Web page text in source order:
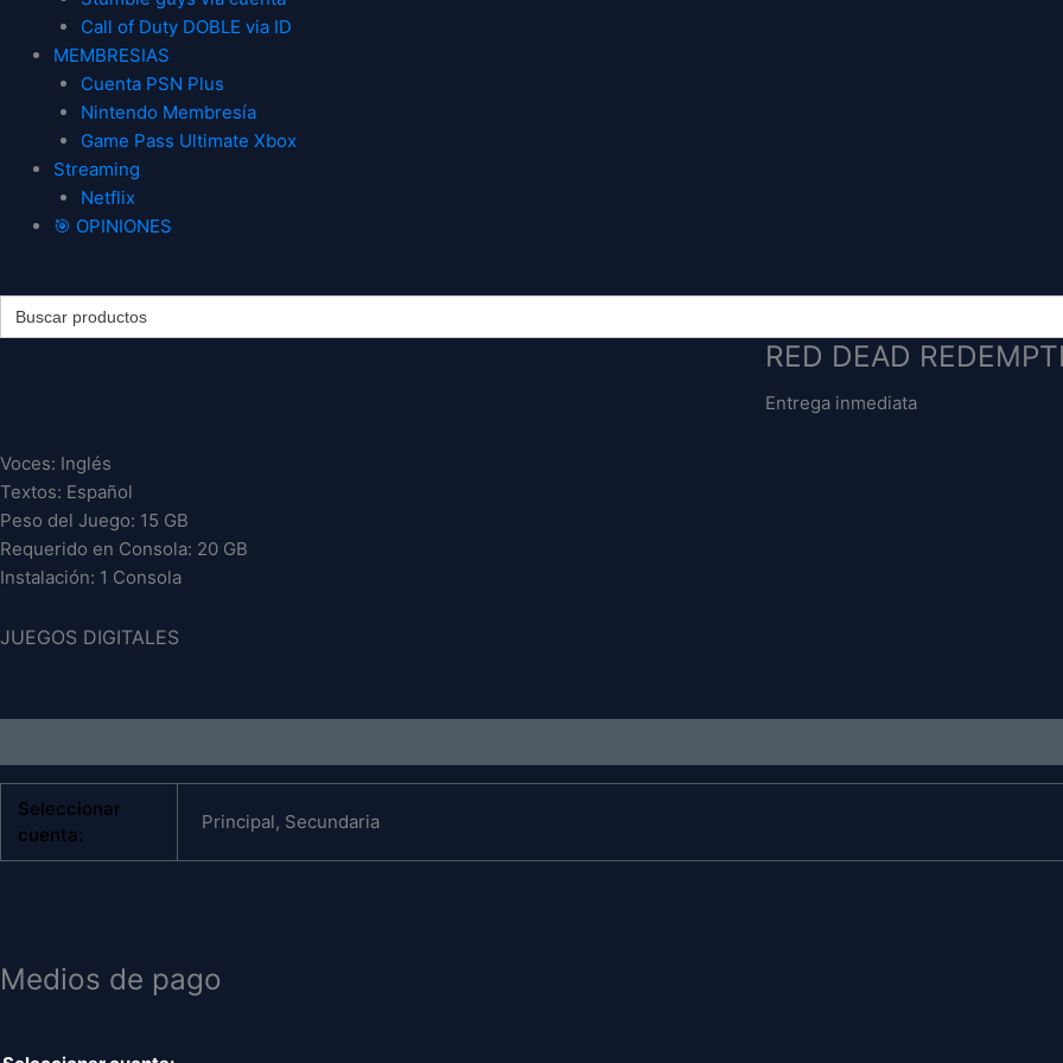
Call of Duty DOBLE via ID
MEMBRESIAS
Cuenta PSN Plus
Nintendo Membresía
Game Pass Ultimate Xbox
Streaming
Netflix
🎯 OPINIONES
Search
for:
RED DEAD
Entrega inmediata
Voces: Inglés
Textos: Español
Peso del Juego: 15 GB
Requerido en Consola: 20 GB
Instalación: 1 Consola
JUEGOS DIGITALES
Seleccionar
cuenta:
Principal, Secundaria
Medios de pago
cantidad
cantidad